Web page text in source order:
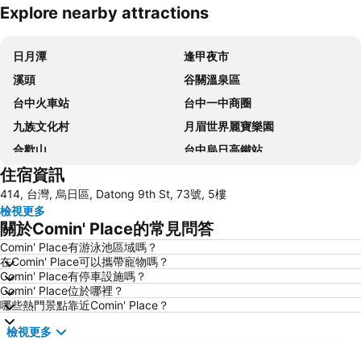
展開地圖
Explore nearby attractions
日月潭
逢甲夜市
溪頭
谷關溫泉區
台中火車站
台中一中商圈
九族文化村
月眉世界麗寶樂園
合歡山
台中烏日高鐵站
東海藝術商圈
集集火車站
彰化車站
鹿港天后宮
國立自然科學博物館
大坑風景區
勝興車站
豐原區
大甲鎮瀾宮
東勢林場
高美濕地
三義木雕博物館
台中工業區
住宿資訊
414, 台灣, 烏日區, Datong 9th St, 73號, 5樓
檢視更多
關於Comin' Place的常見問答
Comin' Place有游泳池區域嗎？
在Comin' Place可以攜帶寵物嗎？
Comin' Place有停車設施嗎？
Comin' Place位於哪裡？
哪些熱門景點靠近Comin' Place？
檢視更多